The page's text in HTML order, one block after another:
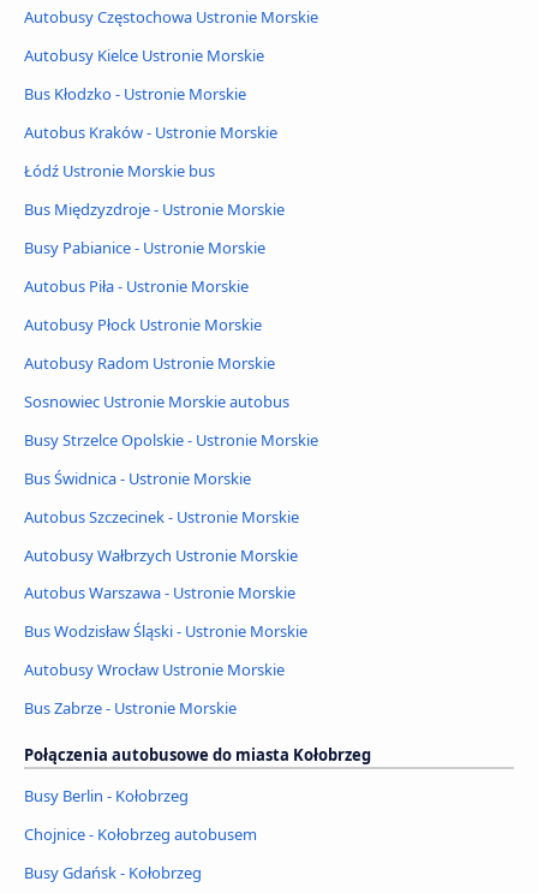
Autobusy Częstochowa Ustronie Morskie
Autobusy Kielce Ustronie Morskie
Bus Kłodzko - Ustronie Morskie
Autobus Kraków - Ustronie Morskie
Łódź Ustronie Morskie bus
Bus Międzyzdroje - Ustronie Morskie
Busy Pabianice - Ustronie Morskie
Autobus Piła - Ustronie Morskie
Autobusy Płock Ustronie Morskie
Autobusy Radom Ustronie Morskie
Sosnowiec Ustronie Morskie autobus
Busy Strzelce Opolskie - Ustronie Morskie
Bus Świdnica - Ustronie Morskie
Autobus Szczecinek - Ustronie Morskie
Autobusy Wałbrzych Ustronie Morskie
Autobus Warszawa - Ustronie Morskie
Bus Wodzisław Śląski - Ustronie Morskie
Autobusy Wrocław Ustronie Morskie
Bus Zabrze - Ustronie Morskie
Połączenia autobusowe do miasta Kołobrzeg
Busy Berlin - Kołobrzeg
Chojnice - Kołobrzeg autobusem
Busy Gdańsk - Kołobrzeg